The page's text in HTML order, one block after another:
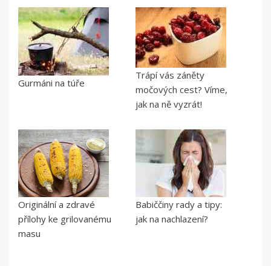
Gurmáni na túře
Trápí vás záněty
močových cest? Víme,
jak na ně vyzrát!
Originální a zdravé
přílohy ke grilovanému
masu
Babiččiny rady a tipy:
jak na nachlazení?